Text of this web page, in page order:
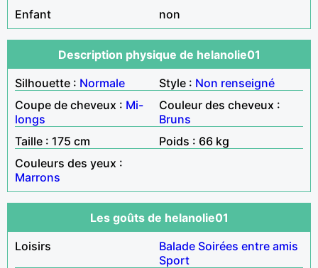
Enfant
non
Description physique de helanolie01
Silhouette : Normale Style : Non renseigné
Coupe de cheveux : Mi-
longs
Couleur des cheveux :
Bruns
Taille : 175 cm
Poids : 66 kg
Couleurs des yeux :
Marrons
Les goûts de helanolie01
Loisirs
Balade Soirées entre amis
Sport